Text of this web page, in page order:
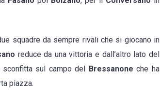
squadre da sempre rivali che si giocano in
reduce da una vittoria e dall’altro lato del
sconfitta sul campo del Bressanone che ha
piazza.